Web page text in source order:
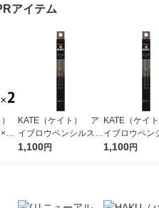
アイテム
KATE（ケイト） ア
イブロウペンシルスー
パースリム0．8 Ｂ
1,100円
KATE（ケイ
イブロウペン
パースリム0
1,100円